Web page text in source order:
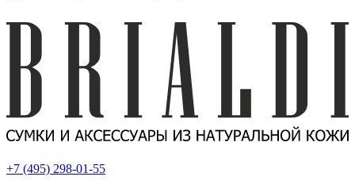
+7 (495) 298-01-55